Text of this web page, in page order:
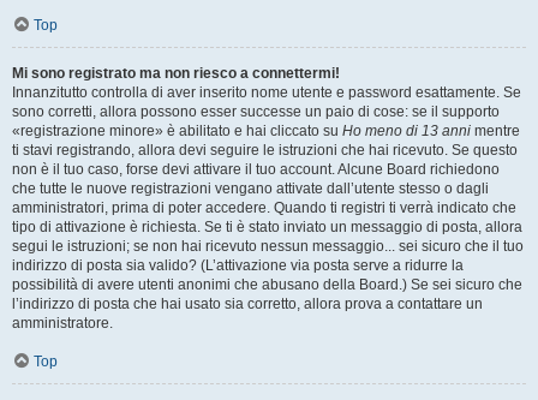
Top
Mi sono registrato ma non riesco a connettermi!
Innanzitutto controlla di aver inserito nome utente e password esattamente. Se
sono corretti, allora possono esser successe un paio di cose: se il supporto
«registrazione minore» è abilitato e hai cliccato su Ho meno di 13 anni mentre
ti stavi registrando, allora devi seguire le istruzioni che hai ricevuto. Se questo
non è il tuo caso, forse devi attivare il tuo account. Alcune Board richiedono
che tutte le nuove registrazioni vengano attivate dall’utente stesso o dagli
amministratori, prima di poter accedere. Quando ti registri ti verrà indicato che
tipo di attivazione è richiesta. Se ti è stato inviato un messaggio di posta, allora
segui le istruzioni; se non hai ricevuto nessun messaggio... sei sicuro che il tuo
indirizzo di posta sia valido? (L’attivazione via posta serve a ridurre la
possibilità di avere utenti anonimi che abusano della Board.) Se sei sicuro che
l’indirizzo di posta che hai usato sia corretto, allora prova a contattare un
amministratore.
Top